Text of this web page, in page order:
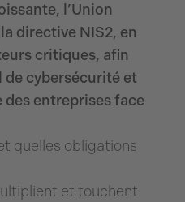
l’Union
directive NIS2, en
critiques, afin
de cybersécurité et
des entreprises face
quelles obligations
et touchent